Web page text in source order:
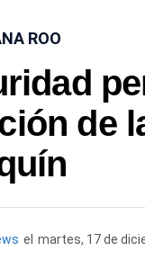
ROO
de
el martes, 17 de